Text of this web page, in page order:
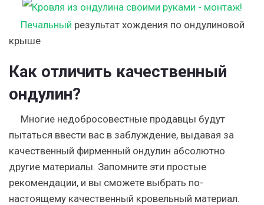
Печальный результат хождения по ондулиновой
крыше
Как отличить качественный
ондулин?
Многие недобросовестные продавцы будут
пытаться ввести вас в заблуждение, выдавая за
качественный фирменный ондулин абсолютно
другие материалы. Запомните эти простые
рекомендации, и вы сможете выбрать по-
настоящему качественный кровельный материал.